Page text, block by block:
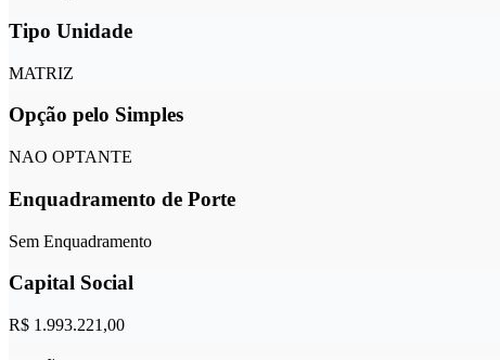
Tipo Unidade
MATRIZ
Opção pelo Simples
NAO OPTANTE
Enquadramento de Porte
Sem Enquadramento
Capital Social
R$ 1.993.221,00